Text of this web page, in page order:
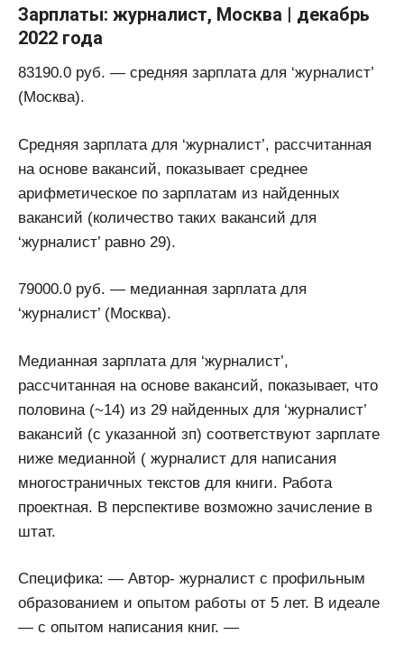
Зарплаты: журналист, Москва | декабрь
2022 года
83190.0 руб. — средняя зарплата для ‘журналист’
(Москва).
Средняя зарплата для ‘журналист’, рассчитанная
на основе вакансий, показывает среднее
арифметическое по зарплатам из найденных
вакансий (количество таких вакансий для
‘журналист’ равно 29).
79000.0 руб. — медианная зарплата для
‘журналист’ (Москва).
Медианная зарплата для ‘журналист’,
рассчитанная на основе вакансий, показывает, что
половина (~14) из 29 найденных для ‘журналист’
вакансий (с указанной зп) соответствуют зарплате
ниже медианной ( журналист для написания
многостраничных текстов для книги. Работа
проектная. В перспективе возможно зачисление в
штат.
Специфика: — Автор- журналист с профильным
образованием и опытом работы от 5 лет. В идеале
— с опытом написания книг. —